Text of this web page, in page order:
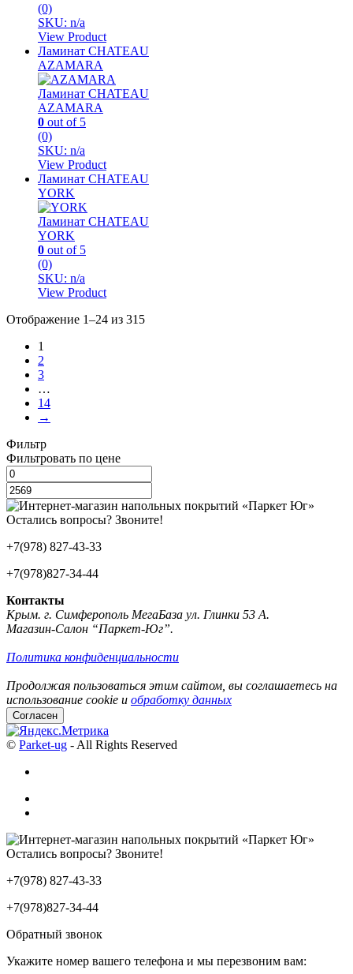
(0)
SKU: n/a
View Product
Ламинат CHATEAU
AZAMARA
Ламинат CHATEAU
AZAMARA
0 out of 5
(0)
SKU: n/a
View Product
Ламинат CHATEAU
YORK
Ламинат CHATEAU
YORK
0 out of 5
(0)
SKU: n/a
View Product
Отображение 1–24 из 315
1
2
3
…
14
→
Фильтр
Фильтровать по цене
Остались вопросы? Звоните!
+7(978) 827-43-33
+7(978)827-34-44
Контакты
Крым. г. Симферополь МегаБаза ул. Глинки 53 А.
Магазин-Салон “Паркет-Юг”.
Политика конфиденциальности
Продолжая пользоваться этим сайтом, вы соглашаетесь на
использование cookie и обработку данных
Согласен
© Parket-ug - All Rights Reserved
Остались вопросы? Звоните!
+7(978) 827-43-33
+7(978)827-34-44
Обратный звонок
Укажите номер вашего телефона и мы перезвоним вам: